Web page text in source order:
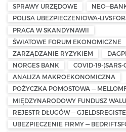
SPRAWY URZĘDOWE
POLISA UBEZPIECZENIOWA-
PRACA W SKANDYNAWII
ŚWIATOWE FORUM EKONOMICZNE
ZARZĄDZANIE RYZYKIEM
NORGES BANK
COVID-19-(SARS-
ANALIZA MAKROEKONOMICZNA
POŻYCZKA POMOSTOWA —
MIĘDZYNARODOWY FUNDUSZ
REJESTR DŁUGÓW —
UBEZPIECZENIE FIRMY —